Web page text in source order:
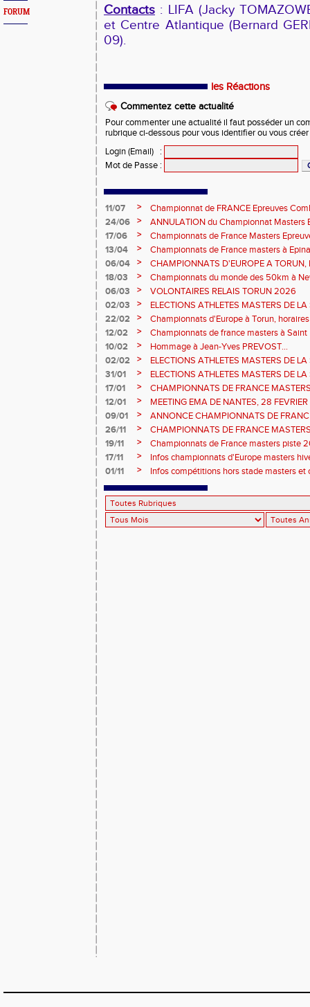
FORUM
Contacts : LIFA (Jacky
et Centre Atlantique (Bernard
09).
les Réactions
Commentez cette actualité
Pour commenter une actualité il faut posséder un
rubrique ci-dessous pour vous identifier ou vous
Login (Email)
:
Mot de Passe :
11/07 >
Championnat de FRANCE Epreuves
et Marche CHATEAUROUX
24/06 >
ANNULATION du Championnat Masters
Châteauroux les 27-28 juin
17/06 >
Championnats de France Masters
fond long
13/04 >
Championnats de France masters à
prévisionnels, montée de barres et
06/04 >
CHAMPIONNATS D'EUROPE A
18/03
>
Championnats du monde des 50km à
Sébastien DOUMENC.
06/03 >
VOLONTAIRES RELAIS TORUN 2026
02/03
>
ELECTIONS ATHLETES MASTERS DE
2ème vote : athlètes hommes.
22/02 >
Championnats d'Europe à Torun,
informations...
12/02 >
Championnats de france masters à Saint
février 2026.
10/02 >
Hommage à Jean-Yves PREVOST...
02/02
>
ELECTIONS ATHLETES MASTERS DE
vote : athlètes femmes.
31/01 >
ELECTIONS ATHLETES MASTERS DE
17/01
>
CHAMPIONNATS DE FRANCE
informations sur les inscriptions et report
12/01 >
MEETING EMA DE NANTES, 28
09/01
>
ANNONCE CHAMPIONNATS DE
ÉPREUVES COMBINÉES ET ÉPREUVES
26/11 >
CHAMPIONNATS DE FRANCE
2026, site de l'organisation.
19/11 >
Championnats de France masters piste
17/11
>
Infos championnats d'Europe masters
01/11
> Infos compétitions hors stade masters et